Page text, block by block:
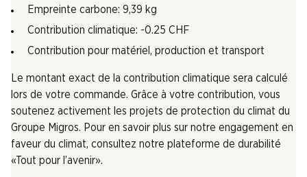
Empreinte carbone: 9,39 kg
Contribution climatique: -0.25 CHF
Contribution pour matériel, production et transport
Le montant exact de la contribution climatique sera calculé
lors de votre commande. Grâce à votre contribution, vous
soutenez activement les projets de protection du climat du
Groupe Migros. Pour en savoir plus sur notre engagement en
faveur du climat, consultez notre plateforme de durabilité
«Tout pour l’avenir».